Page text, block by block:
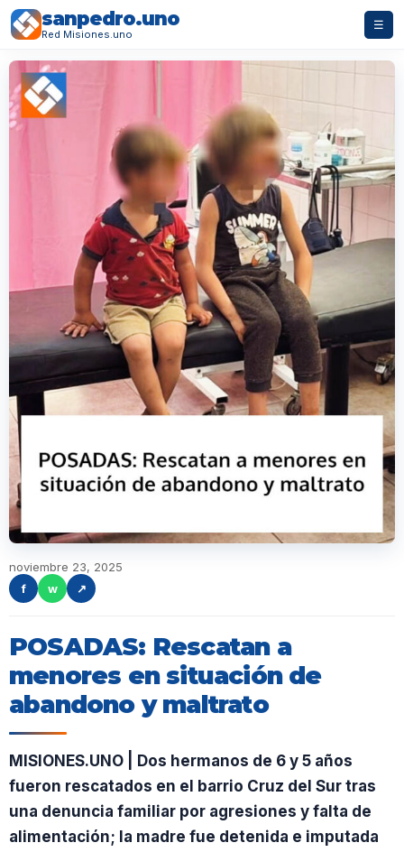
sanpedro.uno
Red Misiones.uno
☰
noviembre 23, 2025
f
w ↗
POSADAS: Rescatan a
menores en situación de
abandono y maltrato
MISIONES.UNO | Dos hermanos de 6 y 5 años
fueron rescatados en el barrio Cruz del Sur tras
una denuncia familiar por agresiones y falta de
alimentación; la madre fue detenida e imputada